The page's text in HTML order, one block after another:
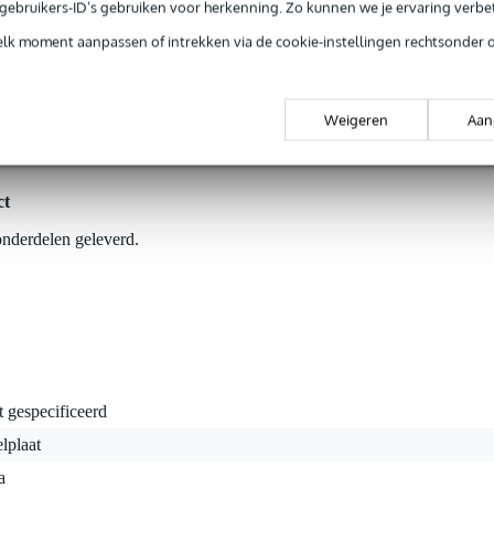
ID’s gebruiken voor herkenning. Zo kunnen we je ervaring
moment aanpassen of intrekken via de cookie-instellingen rechtsonder
Weigeren
dat je jouw Fifty-serie componenten gemakkelijk kan vervoeren.
duty zwenkwielen, om soepel te kunnen rijden vanaf de load-out naar
geleverd.
gespecificeerd